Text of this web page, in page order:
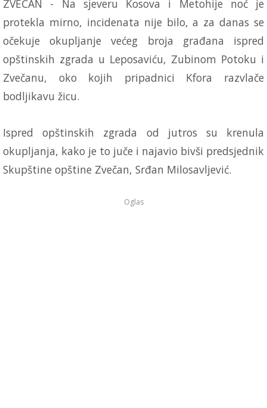
ZVEČAN - Na sjeveru Kosova i Metohije noć je
protekla mirno, incidenata nije bilo, a za danas se
očekuje okupljanje većeg broja građana ispred
opštinskih zgrada u Leposaviću, Zubinom Potoku i
Zvečanu, oko kojih pripadnici Kfora razvlače
bodljikavu žicu.
Ispred opštinskih zgrada od jutros su krenula
okupljanja, kako je to juče i najavio bivši predsjednik
Skupštine opštine Zvečan, Srđan Milosavljević.
Oglas